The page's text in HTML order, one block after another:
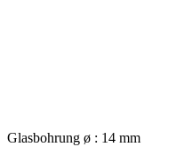
Glasbohrung ø : 14 mm